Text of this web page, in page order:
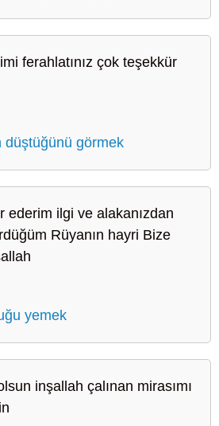
ferahlatınız çok teşekkür
düştüğünü görmek
ederim ilgi ve alakanızdan
Rüyanın hayri Bize
yemek
inşallah çalınan mirasımı